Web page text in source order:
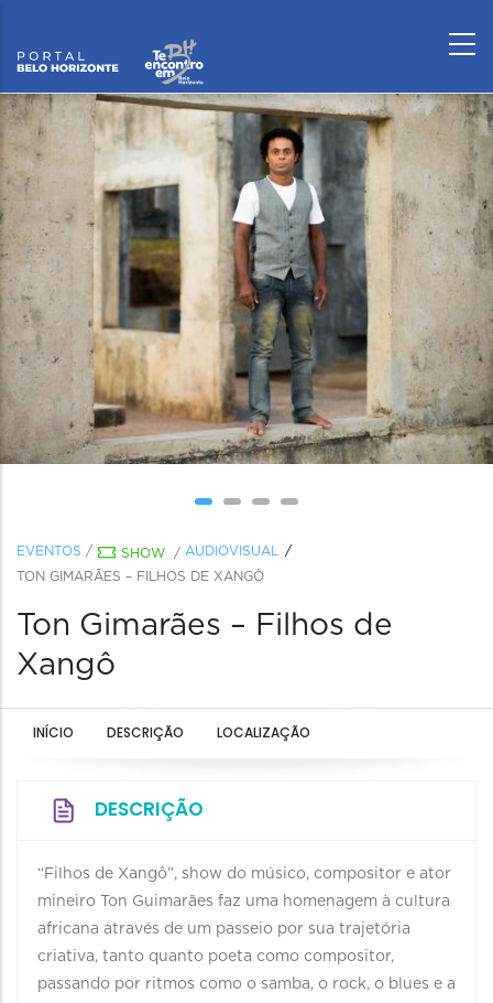
EVENTOS / SHOW / AUDIOVISUAL
TON GIMARÃES – FILHOS DE XANGÔ
Ton Gimarães – Filhos de
Xangô
INÍCIO DESCRIÇÃO LOCALIZAÇÃO
DESCRIÇÃO
“Filhos de Xangô”, show do músico, compositor e ator
mineiro Ton Guimarães faz uma homenagem à cultura
africana através de um passeio por sua trajetória
criativa, tanto quanto poeta como compositor,
passando por ritmos como o samba, o rock, o blues e a